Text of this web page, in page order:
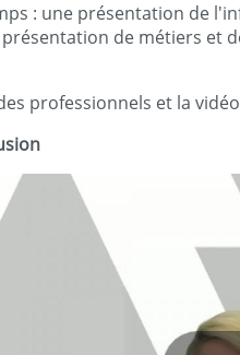
: une présentation de
de métiers et
professionnels et la